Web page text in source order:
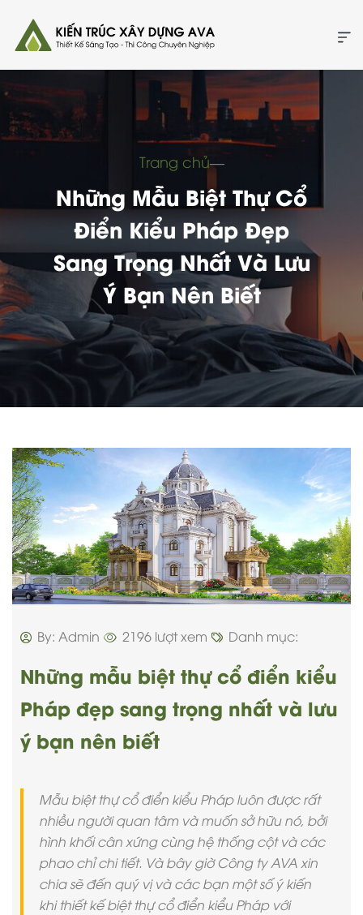
Trang chủ―
Những Mẫu Biệt Thự Cổ
Điển Kiểu Pháp Đẹp
Sang Trọng Nhất Và Lưu
Ý Bạn Nên Biết
By: Admin 2196 lượt xem Danh mục:
Những mẫu biệt thự cổ điển kiểu
Pháp đẹp sang trọng nhất và lưu
ý bạn nên biết
Mẫu biệt thự cổ điển kiểu Pháp luôn được rất
nhiều người quan tâm và muốn sở hữu nó, bởi
hình khối cân xứng cùng hệ thống cột và các
phao chỉ chi tiết. Và bây giờ Công ty AVA xin
chia sẽ đến quý vị và các bạn một số ý kiến
khi thiết kế biệt thự cổ điển kiểu Pháp với